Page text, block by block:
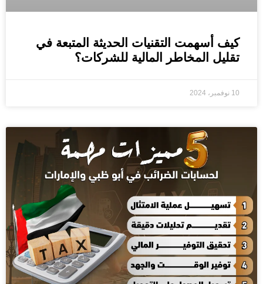
كيف أسهمت التقنيات الحديثة المتبعة في
تقليل المخاطر المالية للشركات؟
10 نوفمبر، 2024